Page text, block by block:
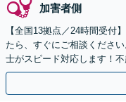
加害者側
【全国13拠点／24時間受付
たら、すぐにご相談くださ
士がスピード対応します！
動を行います。